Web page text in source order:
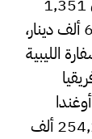
مليون دينار، السفارة الليبية الكونغو 696,273 ألف دينار،
السفارة الليبية
أوغندا
1,278 مليون دينار، السفارة الليبية بنما 254,236 ألف